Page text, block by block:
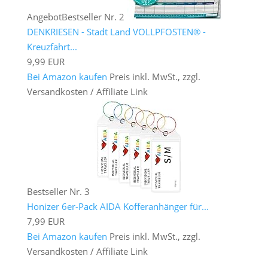
AngebotBestseller Nr. 2
DENKRIESEN - Stadt Land VOLLPFOSTEN® -
Kreuzfahrt...
9,99 EUR
Bei Amazon kaufen Preis inkl. MwSt., zzgl.
Versandkosten / Affiliate Link
Bestseller Nr. 3
Honizer 6er-Pack AIDA Kofferanhänger für...
7,99 EUR
Bei Amazon kaufen Preis inkl. MwSt., zzgl.
Versandkosten / Affiliate Link